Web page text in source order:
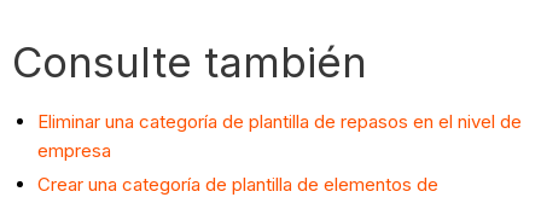
Consulte también
Eliminar una categoría de plantilla de repasos en el nivel de
empresa
Crear una categoría de plantilla de elementos de